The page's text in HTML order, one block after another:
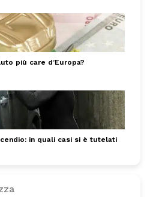
più care d’Europa?
in quali casi si è tutelati